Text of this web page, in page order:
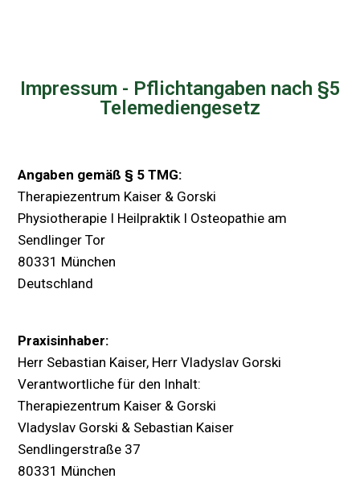
Impressum - Pflichtangaben nach §5
Telemediengesetz
Angaben gemäß § 5 TMG:
Therapiezentrum Kaiser & Gorski
Physiotherapie I Heilpraktik I Osteopathie am
Sendlinger Tor
80331 München
Deutschland
Praxisinhaber:
Herr Sebastian Kaiser, Herr Vladyslav Gorski
Verantwortliche für den Inhalt:
Therapiezentrum Kaiser & Gorski
Vladyslav Gorski & Sebastian Kaiser
Sendlingerstraße 37
80331 München